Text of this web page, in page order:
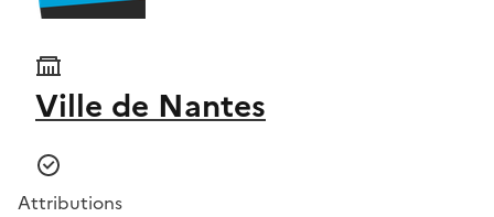
Ville de Nantes
Attributions